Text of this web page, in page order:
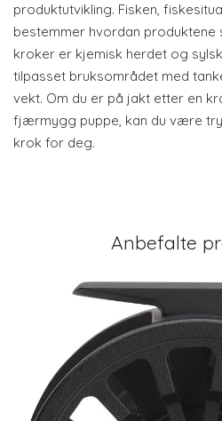
produktutvikling. Fisken,
bestemmer hvordan produktene
kroker er kjemisk herdet og
tilpasset bruksområdet med
vekt. Om du er på jakt etter en
fjærmygg puppe, kan du være
krok for deg.
Anbefalte